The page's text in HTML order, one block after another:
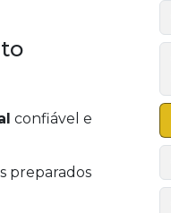
confiável e
preparados